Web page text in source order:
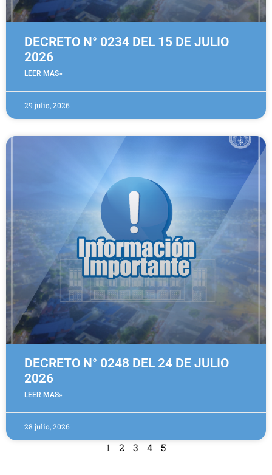
DECRETO N° 0234 DEL 15 DE JULIO
2026
LEER MAS»
29 julio, 2026
DECRETO N° 0248 DEL 24 DE JULIO
2026
LEER MAS»
28 julio, 2026
1 2 3 4 5